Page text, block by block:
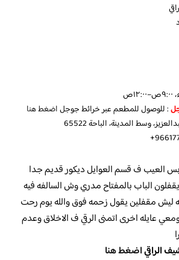
: للوصول للمطعم عبر خرائط جوجلاضغط هنا
وسط المدينة، الباحة 65522
العيب ف قسم العوايل ديكور قديم جدا
الباب بالمفتاح مدري وش السالفه فيه
مقفلين يقول زحمه فوق والله يوم رحت
ومعي عايله اخرى اتمنى الرقي ف الاخلاق وعدم
الراقياضغط هنا